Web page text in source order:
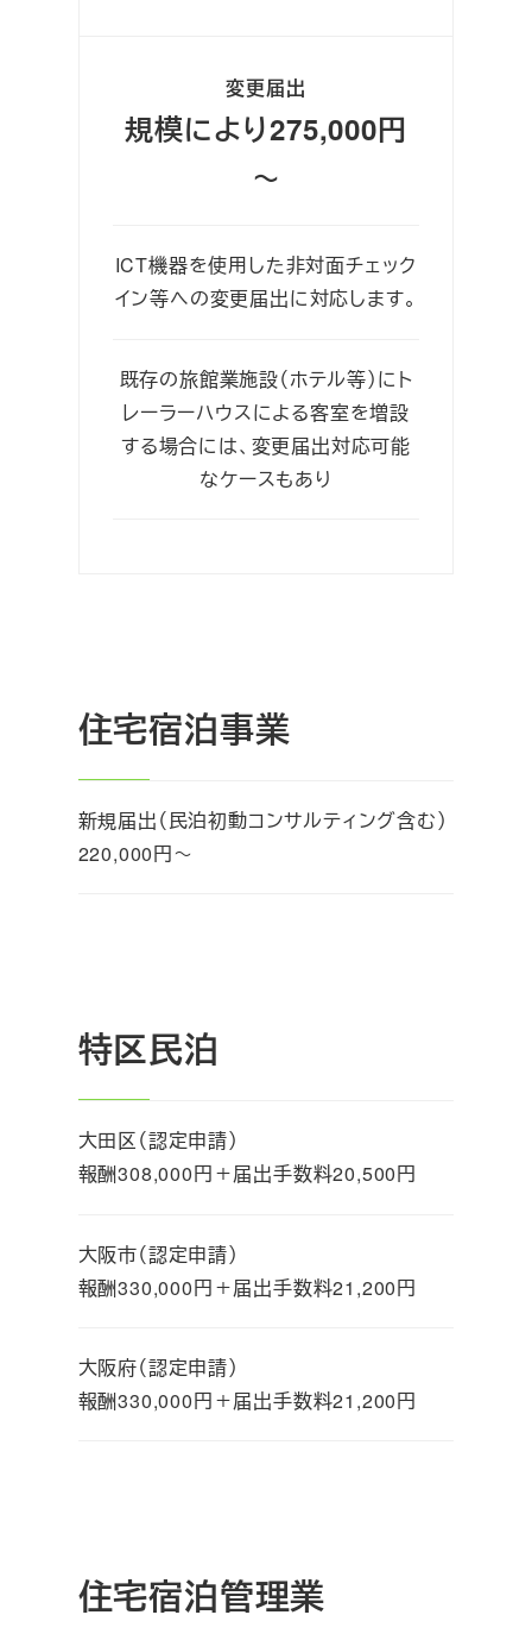
変更届出
規模により275,000円
～
ICT機器を使用した非対面チェック
イン等への変更届出に対応します。
既存の旅館業施設（ホテル等）にト
レーラーハウスによる客室を増設
する場合には、変更届出対応可能
なケースもあり
住宅宿泊事業
新規届出（民泊初動コンサルティング含む）
220,000円～
特区民泊
大田区（認定申請）
報酬308,000円＋届出手数料20,500円
大阪市（認定申請）
報酬330,000円＋届出手数料21,200円
大阪府（認定申請）
報酬330,000円＋届出手数料21,200円
住宅宿泊管理業